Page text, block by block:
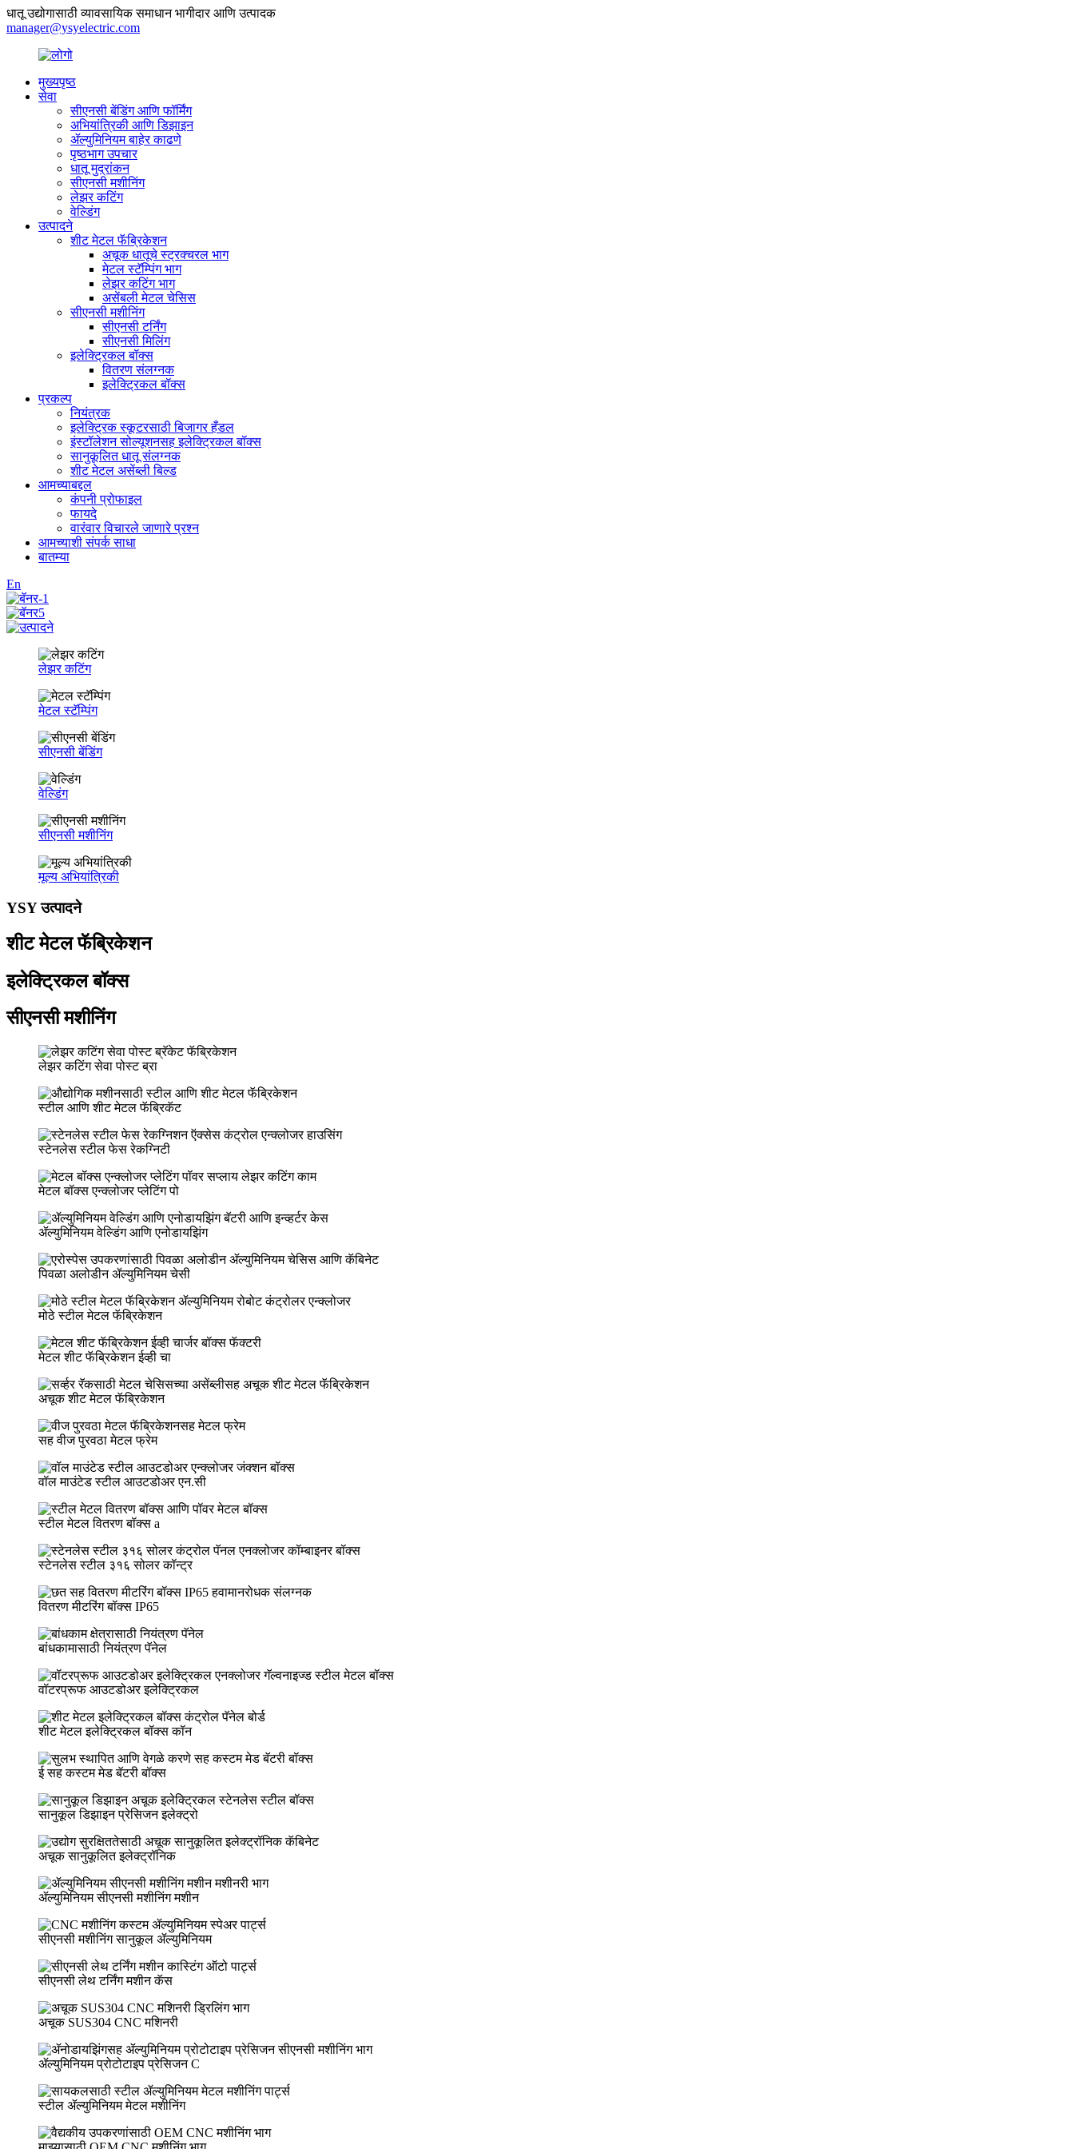
धातू उद्योगासाठी व्यावसायिक समाधान भागीदार आणि उत्पादक
manager@ysyelectric.com
मुख्यपृष्ठ
सेवा
सीएनसी बेंडिंग आणि फॉर्मिंग
अभियांत्रिकी आणि डिझाइन
ॲल्युमिनियम बाहेर काढणे
पृष्ठभाग उपचार
धातू मुद्रांकन
सीएनसी मशीनिंग
लेझर कटिंग
वेल्डिंग
उत्पादने
शीट मेटल फॅब्रिकेशन
अचूक धातूचे स्ट्रक्चरल भाग
मेटल स्टॅम्पिंग भाग
लेझर कटिंग भाग
असेंबली मेटल चेसिस
सीएनसी मशीनिंग
सीएनसी टर्निंग
सीएनसी मिलिंग
इलेक्ट्रिकल बॉक्स
वितरण संलग्नक
इलेक्ट्रिकल बॉक्स
प्रकल्प
नियंत्रक
इलेक्ट्रिक स्कूटरसाठी बिजागर हँडल
इंस्टॉलेशन सोल्यूशनसह इलेक्ट्रिकल बॉक्स
सानुकूलित धातू संलग्नक
शीट मेटल असेंब्ली बिल्ड
आमच्याबद्दल
कंपनी प्रोफाइल
फायदे
वारंवार विचारले जाणारे प्रश्न
आमच्याशी संपर्क साधा
बातम्या
En
लेझर कटिंग
मेटल स्टॅम्पिंग
सीएनसी बेंडिंग
वेल्डिंग
सीएनसी मशीनिंग
मूल्य अभियांत्रिकी
YSY उत्पादने
शीट मेटल फॅब्रिकेशन
इलेक्ट्रिकल बॉक्स
सीएनसी मशीनिंग
लेझर कटिंग सेवा पोस्ट ब्रा
स्टील आणि शीट मेटल फॅब्रिकॅट
स्टेनलेस स्टील फेस रेकग्निटी
मेटल बॉक्स एन्क्लोजर प्लेटिंग पो
ॲल्युमिनियम वेल्डिंग आणि एनोडायझिंग
पिवळा अलोडीन ॲल्युमिनियम चेसी
मोठे स्टील मेटल फॅब्रिकेशन
मेटल शीट फॅब्रिकेशन ईव्ही चा
अचूक शीट मेटल फॅब्रिकेशन
सह वीज पुरवठा मेटल फ्रेम
वॉल माउंटेड स्टील आउटडोअर एन.सी
स्टील मेटल वितरण बॉक्स a
स्टेनलेस स्टील ३१६ सोलर कॉन्ट्र
वितरण मीटरिंग बॉक्स IP65
बांधकामासाठी नियंत्रण पॅनेल
वॉटरप्रूफ आउटडोअर इलेक्ट्रिकल
शीट मेटल इलेक्ट्रिकल बॉक्स कॉन
ई सह कस्टम मेड बॅटरी बॉक्स
सानुकूल डिझाइन प्रेसिजन इलेक्ट्रो
अचूक सानुकूलित इलेक्ट्रॉनिक
ॲल्युमिनियम सीएनसी मशीनिंग मशीन
सीएनसी मशीनिंग सानुकूल ॲल्युमिनियम
सीएनसी लेथ टर्निंग मशीन कॅस
अचूक SUS304 CNC मशिनरी
ॲल्युमिनियम प्रोटोटाइप प्रेसिजन C
स्टील ॲल्युमिनियम मेटल मशीनिंग